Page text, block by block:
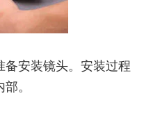
安装镜头。安装过程
。